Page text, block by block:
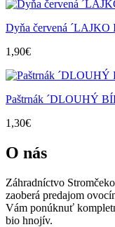
Dyňa červená ´LAJKO
1,90€
Paštrnák ´DLOUHÝ
1,30€
O nás
Záhradníctvo
zaoberá predajom
Vám ponúknuť
bio hnojív.